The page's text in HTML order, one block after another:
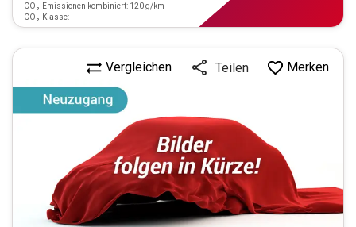
CO₂-Emissionen kombiniert: 120 g/km
CO₂-Klasse:
Vergleichen Teilen Merken